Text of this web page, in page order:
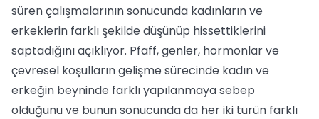
süren çalışmalarının sonucunda kadınların ve
erkeklerin farklı şekilde düşünüp hissettiklerini
saptadığını açıklıyor. Pfaff, genler, hormonlar ve
çevresel koşulların gelişme sürecinde kadın ve
erkeğin beyninde farklı yapılanmaya sebep
olduğunu ve bunun sonucunda da her iki türün farklı